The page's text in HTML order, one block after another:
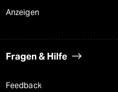
Anzeigen
Fragen & Hilfe
Feedback